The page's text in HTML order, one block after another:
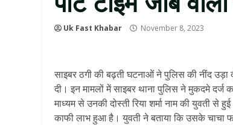
Uk Fast Khabar November 8, 2023
साइबर ठगी की बढ़ती घटनाओं ने पुलिस की नींद
दी। इन मामलों में साइबर थाना पुलिस ने मुकदमे
माध्यम से उनकी दोस्ती रिया शर्मा नाम की युवती
काफी लाभ हुआ है। युवती ने बताया कि उसके चाचा